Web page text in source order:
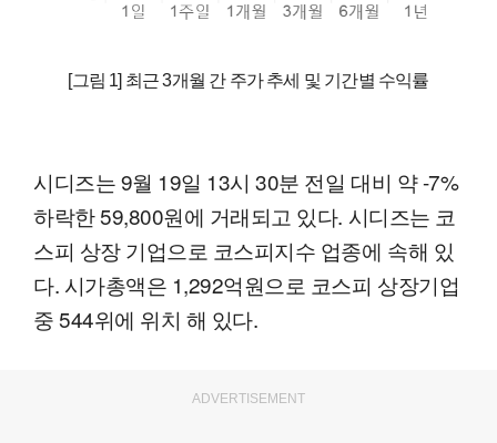
[그림 1] 최근 3개월 간 주가 추세 및 기간별 수익률
시디즈는 9월 19일 13시 30분 전일 대비 약 -7%
하락한 59,800원에 거래되고 있다. 시디즈는 코
스피 상장 기업으로 코스피지수 업종에 속해 있
다. 시가총액은 1,292억원으로 코스피 상장기업
중 544위에 위치 해 있다.
ADVERTISEMENT